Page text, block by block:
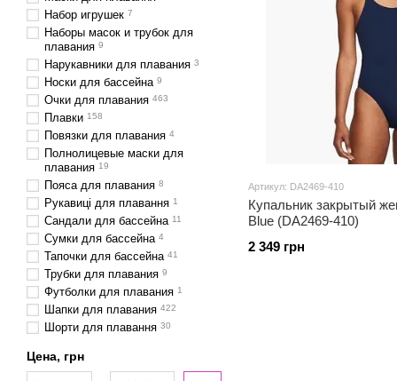
Артикул: DA2469-410
Купальник закрытый
Blue (DA2469-410)
2 349 грн
Набор игрушек 7
Наборы масок и трубок для
плавания 9
Нарукавники для плавания 3
Носки для бассейна 9
Очки для плавания 463
Плавки 158
Повязки для плавания 4
Полнолицевые маски для
плавания 19
Пояса для плавания 8
Рукавиці для плавання 1
Сандали для бассейна 11
Сумки для бассейна 4
Тапочки для бассейна 41
Трубки для плавания 9
Футболки для плавания 1
Шапки для плавания 422
Шорти для плавання 30
Цена, грн